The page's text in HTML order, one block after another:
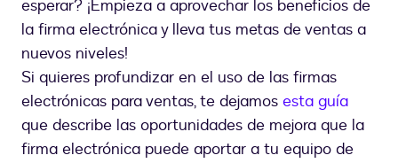
esperar? ¡Empieza a aprovechar los beneficios de
la firma electrónica y lleva tus metas de ventas a
nuevos niveles!
Si quieres profundizar en el uso de las firmas
electrónicas para ventas, te dejamos esta guía
que describe las oportunidades de mejora que la
firma electrónica puede aportar a tu equipo de